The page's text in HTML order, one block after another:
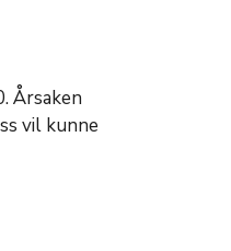
Årsaken
vil kunne